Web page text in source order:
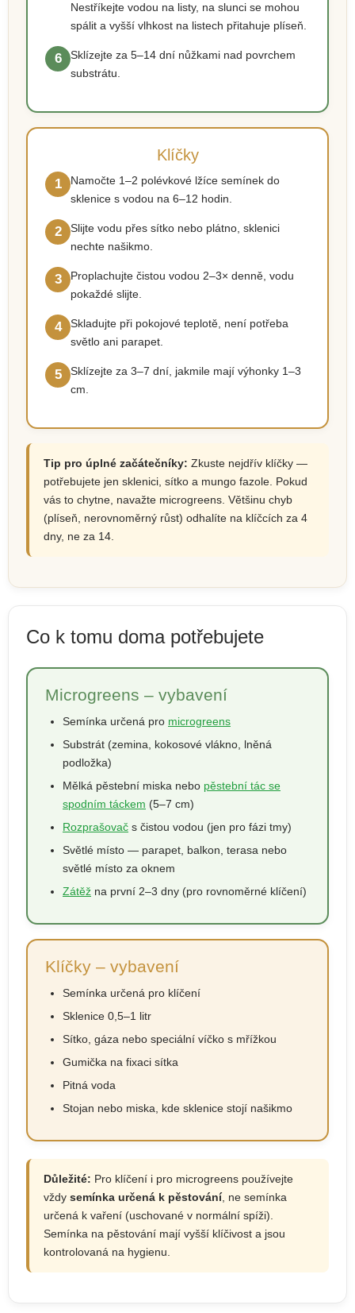
Nestříkejte vodou na listy, na slunci se mohou
spálit a vyšší vlhkost na listech přitahuje plíseň.
6
Sklízejte za 5–14 dní nůžkami nad povrchem
substrátu.
Klíčky
1
Namočte 1–2 polévkové lžíce semínek do
sklenice s vodou na 6–12 hodin.
2
Slijte vodu přes sítko nebo plátno, sklenici
nechte našikmo.
3
Proplachujte čistou vodou 2–3× denně, vodu
pokaždé slijte.
4
Skladujte při pokojové teplotě, není potřeba
světlo ani parapet.
5
Sklízejte za 3–7 dní, jakmile mají výhonky 1–3
cm.
Tip pro úplné začátečníky: Zkuste nejdřív klíčky —
potřebujete jen sklenici, sítko a mungo fazole. Pokud
vás to chytne, navažte microgreens. Většinu chyb
(plíseň, nerovnoměrný růst) odhalíte na klíčcích za 4
dny, ne za 14.
Co k tomu doma potřebujete
Microgreens – vybavení
Semínka určená pro microgreens
Substrát (zemina, kokosové vlákno, lněná
podložka)
Mělká pěstební miska nebo pěstební tác se
spodním táckem (5–7 cm)
Rozprašovač s čistou vodou (jen pro fázi tmy)
Světlé místo — parapet, balkon, terasa nebo
světlé místo za oknem
Zátěž na první 2–3 dny (pro rovnoměrné klíčení)
Klíčky – vybavení
Semínka určená pro klíčení
Sklenice 0,5–1 litr
Sítko, gáza nebo speciální víčko s mřížkou
Gumička na fixaci sítka
Pitná voda
Stojan nebo miska, kde sklenice stojí našikmo
Důležité: Pro klíčení i pro microgreens používejte
vždy semínka určená k pěstování, ne semínka
určená k vaření (uschované v normální spíži).
Semínka na pěstování mají vyšší klíčivost a jsou
kontrolovaná na hygienu.